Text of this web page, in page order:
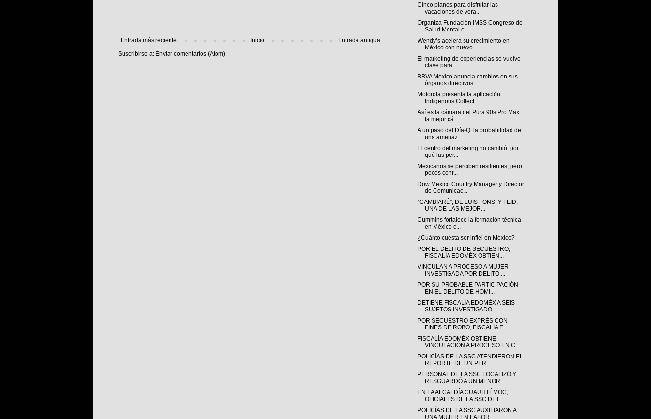
Entrada más reciente Entrada antigua
Inicio
Suscribirse a: Enviar comentarios (Atom)
Cinco planes para disfrutar las
vacaciones de vera...
Organiza Fundación IMSS Congreso de
Salud Mental c...
Wendy’s acelera su crecimiento en
México con nuevo...
El marketing de experiencias se vuelve
clave para ...
BBVA México anuncia cambios en sus
órganos directivos
Motorola presenta la aplicación
Indigenous Collect...
Así es la cámara del Pura 90s Pro Max:
la mejor cá...
A un paso del Día-Q: la probabilidad de
una amenaz...
El centro del marketing no cambió: por
qué las per...
Mexicanos se perciben resilientes, pero
pocos conf...
Dow Mexico Country Manager y Director
de Comunicac...
“CAMBIARÉ”, DE LUIS FONSI Y FEID,
UNA DE LAS MEJOR...
Cummins fortalece la formación técnica
en México c...
¿Cuánto cuesta ser infiel en México?
POR EL DELITO DE SECUESTRO,
FISCALÍA EDOMÉX OBTIEN...
VINCULAN A PROCESO A MUJER
INVESTIGADA POR DELITO ...
POR SU PROBABLE PARTICIPACIÓN
EN EL DELITO DE HOMI...
DETIENE FISCALÍA EDOMÉX A SEIS
SUJETOS INVESTIGADO...
POR SECUESTRO EXPRÉS CON
FINES DE ROBO, FISCALÍA E...
FISCALÍA EDOMÉX OBTIENE
VINCULACIÓN A PROCESO EN C...
POLICÍAS DE LA SSC ATENDIERON EL
REPORTE DE UN PER...
PERSONAL DE LA SSC LOCALIZÓ Y
RESGUARDÓ A UN MENOR...
EN LA ALCALDÍA CUAUHTÉMOC,
OFICIALES DE LA SSC DET...
POLICÍAS DE LA SSC AUXILIARON A
UNA MUJER EN LABOR...